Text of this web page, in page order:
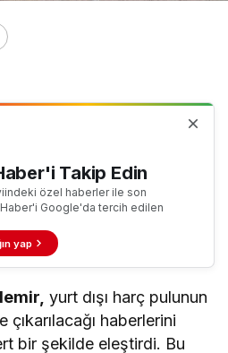
Takip Edin
özel haberler ile son
Google'da tercih edilen
yap
yurt dışı harç pulunun
çıkarılacağı haberlerini
bir şekilde eleştirdi. Bu